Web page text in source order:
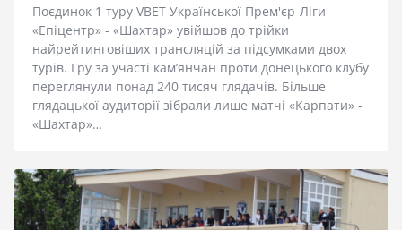
Поєдинок 1 туру VBET Української Прем'єр-Ліги
«Епіцентр» - «Шахтар» увійшов до трійки
найрейтинговіших трансляцій за підсумками двох
турів. Гру за участі кам’янчан проти донецького клубу
переглянули понад 240 тисяч глядачів. Більше
глядацької аудиторії зібрали лише матчі «Карпати» -
«Шахтар»…